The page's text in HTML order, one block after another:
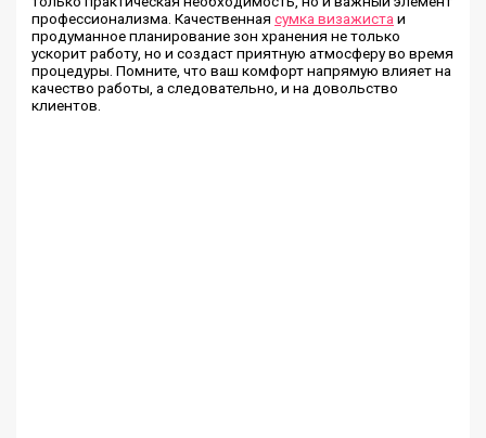
профессионализма. Качественнаясумка визажистаи
продуманное планирование зон хранения не только
ускорит работу, но и создаст приятную атмосферу во время
процедуры. Помните, что ваш комфорт напрямую влияет на
качество работы, а следовательно, и на довольство
клиентов.